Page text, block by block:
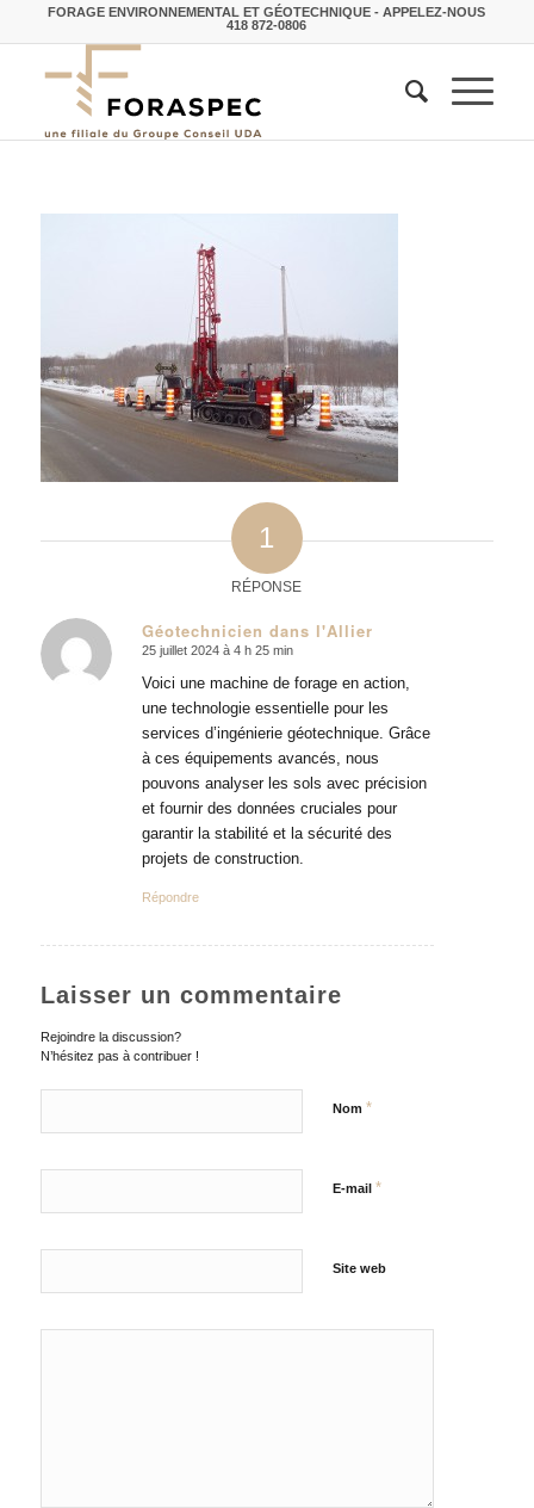
FORAGE ENVIRONNEMENTAL ET GÉOTECHNIQUE - APPELEZ-NOUS
418 872-0806
1
RÉPONSE
Géotechnicien dans l'Allier
dit
:
25 juillet 2024 à 4 h 25 min
Voici une machine de forage en action,
une technologie essentielle pour les
services d’ingénierie géotechnique. Grâce
à ces équipements avancés, nous
pouvons analyser les sols avec précision
et fournir des données cruciales pour
garantir la stabilité et la sécurité des
projets de construction.
Répondre
Laisser un commentaire
Rejoindre la discussion?
N’hésitez pas à contribuer !
Nom *
E-mail *
Site web